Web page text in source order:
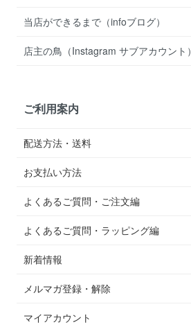
当店ができるまで（infoブログ）
店主の鳥（Instagram サブアカウント）
ご利用案内
配送方法・送料
お支払い方法
よくあるご質問・ご注文編
よくあるご質問・ラッピング編
新着情報
メルマガ登録・解除
マイアカウント